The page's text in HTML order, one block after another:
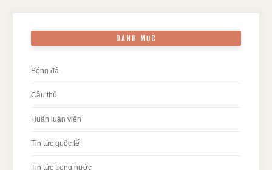
DANH MỤC
Bóng đá
Cầu thủ
Huấn luận viên
Tin tức quốc tế
Tin tức trong nước